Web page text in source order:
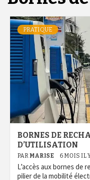
PRATIQUE
BORNES DE
D’UTILISATION
PAR MARISE 6 MOIS IL
L’accès aux bornes de
pilier de la mobilité